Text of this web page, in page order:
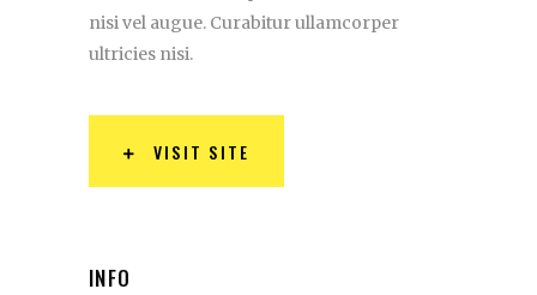
nisi vel augue. Curabitur ullamcorper
ultricies nisi.
VISIT SITE
INFO